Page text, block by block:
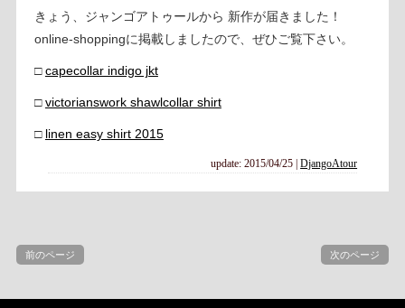
きょう、ジャンゴアトゥールから 新作が届きました！
online-shoppingに掲載しましたので、ぜひご覧下さい。
□capecollar indigo jkt
□victorianswork shawlcollar shirt
□ linen easy shirt 2015
update: 2015/04/25 |DjangoAtour
前のページ 次のページ